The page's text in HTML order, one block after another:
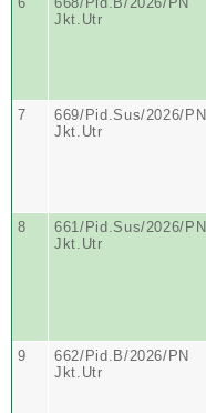
Jkt.Utr
7
669/Pid.Sus/2026/PN
Jkt.Utr
8
661/Pid.Sus/2026/PN
Jkt.Utr
9
662/Pid.B/2026/PN
Jkt.Utr